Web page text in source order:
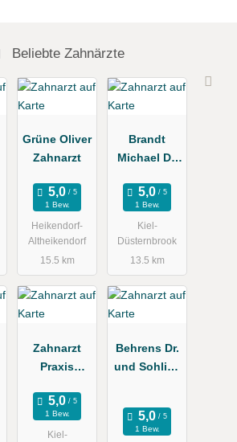
Beliebte Zahnärzte
Grüne Oliver
Zahnarzt
1 Bew.
Heikendorf-
Altheikendorf
15.5 km
Brandt
Michael Dr.
Gisela Dr.
1 Bew.
Kiel-
Düsternbrook
13.5 km
Zahnarzt
Praxis
Schildberg
1 Bew.
Kiel-
Behrens Dr.
und Sohlich
e
1 Bew.